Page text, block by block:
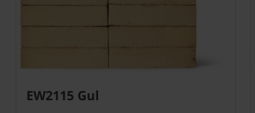
EW2115 Gul